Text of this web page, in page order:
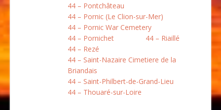
44 – Pontchâteau
44 – Pornic (Le Clion-sur-Mer)
44 – Pornic War Cemetery
44 – Pornichet
44 – Riaillé
44 – Rezé
44 – Saint-Nazaire Cimetiere de la
Briandais
44 – Saint-Philbert-de-Grand-Lieu
44 – Thouaré-sur-Loire